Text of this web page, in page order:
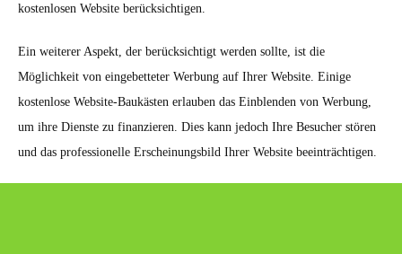
kostenlosen Website berücksichtigen.
Ein weiterer Aspekt, der berücksichtigt werden sollte, ist die
Möglichkeit von eingebetteter Werbung auf Ihrer Website. Einige
kostenlose Website-Baukästen erlauben das Einblenden von Werbung,
um ihre Dienste zu finanzieren. Dies kann jedoch Ihre Besucher stören
und das professionelle Erscheinungsbild Ihrer Website beeinträchtigen.